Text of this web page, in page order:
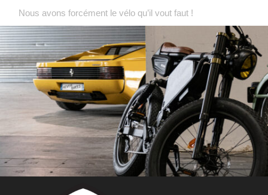
Nous avons forcément le vélo qu’il vout faut !